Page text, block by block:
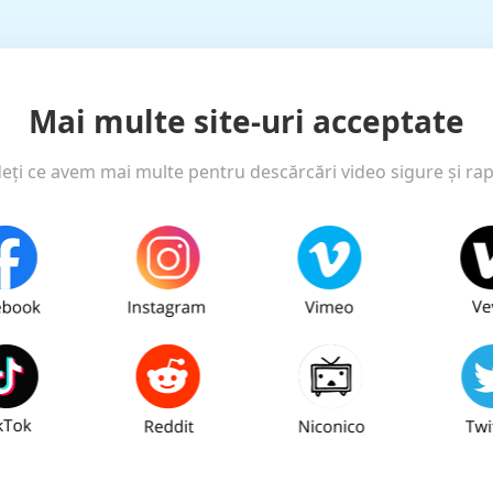
Mai multe site-uri acceptate
ce avem mai multe pentru descărcări video sigure și